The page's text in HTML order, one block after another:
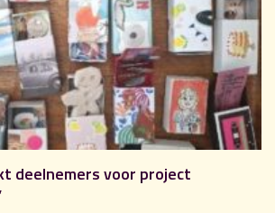
deelnemers voor project